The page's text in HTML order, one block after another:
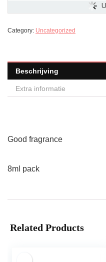
Category: Uncategorized
Beschrijving
Extra informatie
Good fragrance
8ml pack
Related Products